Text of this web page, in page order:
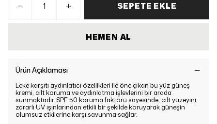
SEPETE EKLE
HEMEN AL
Ürün Açıklaması
Leke karşıtı aydınlatıcı özellikleri ile öne çıkan bu yüz güneş
kremi, cilt koruma ve aydınlatma işlevlerini bir arada
sunmaktadır. SPF 50 koruma faktörü sayesinde, cilt yüzeyini
zararlı UV ışınlarından etkili bir şekilde koruyarak güneşin
olumsuz etkilerine karşı savunma sağlar.